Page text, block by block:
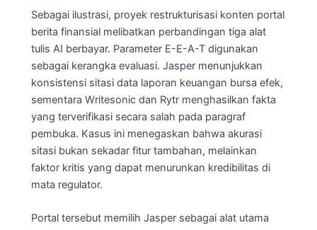
Sebagai ilustrasi, proyek restrukturisasi konten portal
berita finansial melibatkan perbandingan tiga alat
tulis AI berbayar. Parameter E-E-A-T digunakan
sebagai kerangka evaluasi. Jasper menunjukkan
konsistensi sitasi data laporan keuangan bursa efek,
sementara Writesonic dan Rytr menghasilkan fakta
yang terverifikasi secara salah pada paragraf
pembuka. Kasus ini menegaskan bahwa akurasi
sitasi bukan sekadar fitur tambahan, melainkan
faktor kritis yang dapat menurunkan kredibilitas di
mata regulator.
Portal tersebut memilih Jasper sebagai alat utama